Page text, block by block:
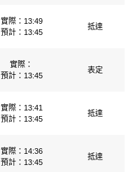
實際：13:49
預計：13:45
抵達
實際：
預計：13:45
表定
實際：13:41
預計：13:45
抵達
實際：14:36
預計：13:45
抵達